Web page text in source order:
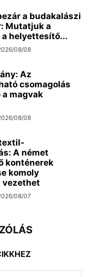
a budakalászi
Mutatjuk a
helyettesítő...
08/08
Az
csomagolás
magvak
08/08
A német
konténerek
komoly
vezethet
08/07